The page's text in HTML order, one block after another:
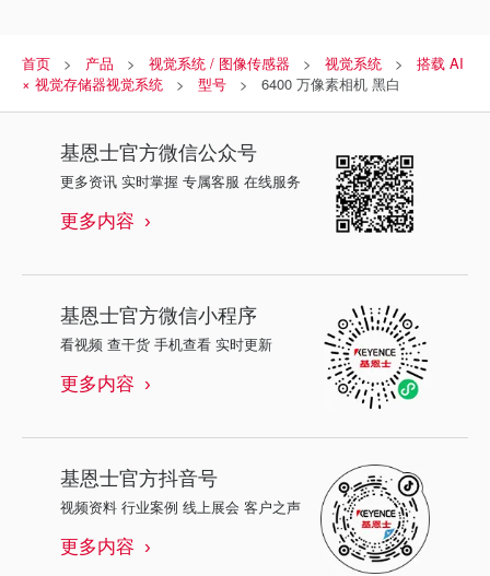
首页 产品 视觉系统 / 图像传感器 视觉系统
搭载 AI
× 视觉存储器视觉系统
型号 6400 万像素相机 黑白
基恩士官方微信公众号
更多资讯 实时掌握 专属客服 在线服务
更多内容
基恩士官方微信小程序
看视频 查干货 手机查看 实时更新
更多内容
基恩士官方抖音号
视频资料 行业案例 线上展会 客户之声
更多内容